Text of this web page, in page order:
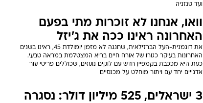
ועד טנזניה
וואו, אנחנו לא זוכרות מתי בפעם
האחרונה ראינו ככה את ג'יזל
את דוגמנית-העל הברזילאית, שחגגה לא מזמן יומולדת 45, ראינו בשנים
האחרונות בעיקר כגורו של אורח חיים בריא המצטלמת במראה טבעי.
כעת היא מככבת בקמפיין חדש עם לוקים נועזים, שכוללים פריטי עור
אדג'יים יחד עם ויתור מוחלט על מכנסיים
3 ישראלים, 525 מיליון דולר: נסגרה